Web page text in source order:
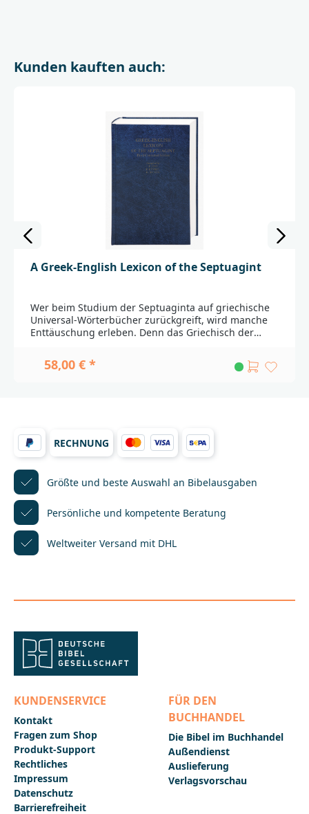
Kunden kauften auch:
A Greek-English Lexicon of the Septuagint
Wer beim Studium der Septuaginta auf griechische
Universal-Wörterbücher zurückgreift, wird manche
Enttäuschung erleben. Denn das Griechisch der
»Übersetzungs- Sprache« zahlreiche Besonderheiten
auf, die in diesen Nachschlagewerken nur
an die Stelle solcher Enttäuschungen Entdeckungen.
Für den gesamten Wortbestand der Septuaginta-
Ausgabe von Rahlfs-Hanhart verzeichnet es die
besonderen Bedeutungsnuancen, kennzeichnet
neue griechische Wortschöpfungen und erörtert
speziell und ausführlich das Verhältnis der
griechischen Übersetzung zu ihrer
hebräischenVorlage (insbesondere in Fällen, in
denen die Septuaginta vom masoretischen Text
abweicht oder abzuweichen scheint). Außerdem sind
jedem Eintrag Angaben zur Wortstatistik und ggf.
aktualisieren.____________________________________________
_________________Bei Fragen zur Produktsicherheit
wenden Sie sich bitte an:Deutsche
BibelgesellschaftBalinger Str. 31 A70567
58,00 € *
RECHNUNG
Größte und beste Auswahl an Bibelausgaben
Persönliche und kompetente Beratung
Weltweiter Versand mit DHL
KUNDENSERVICE
Kontakt
Fragen zum Shop
Produkt-Support
Rechtliches
Impressum
Datenschutz
Barrierefreiheit
FÜR DEN
BUCHHANDEL
Die Bibel im Buchhandel
Außendienst
Auslieferung
Verlagsvorschau